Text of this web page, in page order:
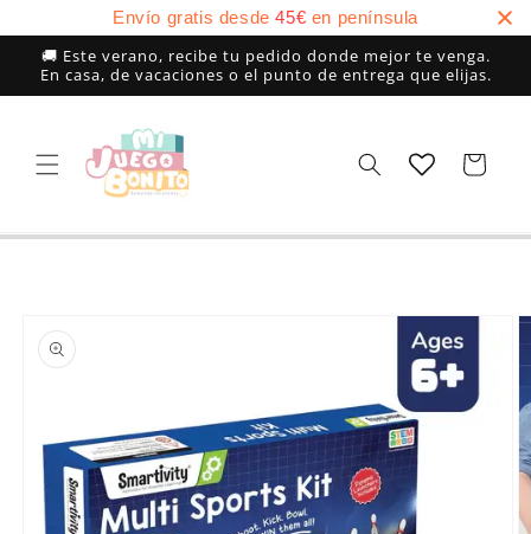
Envío gratis desde45€ en península
directamente
al contenido
🚚 Este verano, recibe tu pedido donde mejor te venga.
En casa, de vacaciones o el punto de entrega que elijas.
Carrito
a la
información